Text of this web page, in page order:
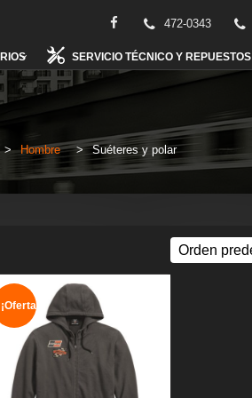
472-0343
SERVICIO TÉCNICO Y REPUESTOS
> Hombre > Suéteres y polar
¡Oferta!